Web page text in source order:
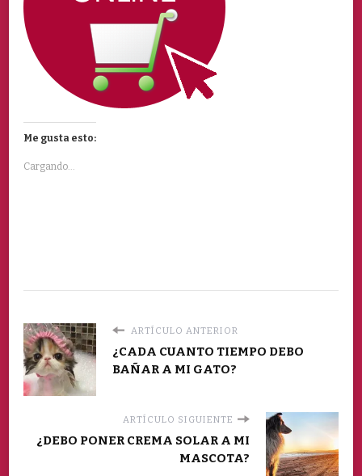
Me gusta esto:
Cargando...
ARTÍCULO ANTERIOR
¿CADA CUANTO TIEMPO DEBO
BAÑAR A MI GATO?
ARTÍCULO SIGUIENTE
¿DEBO PONER CREMA SOLAR A MI
MASCOTA?